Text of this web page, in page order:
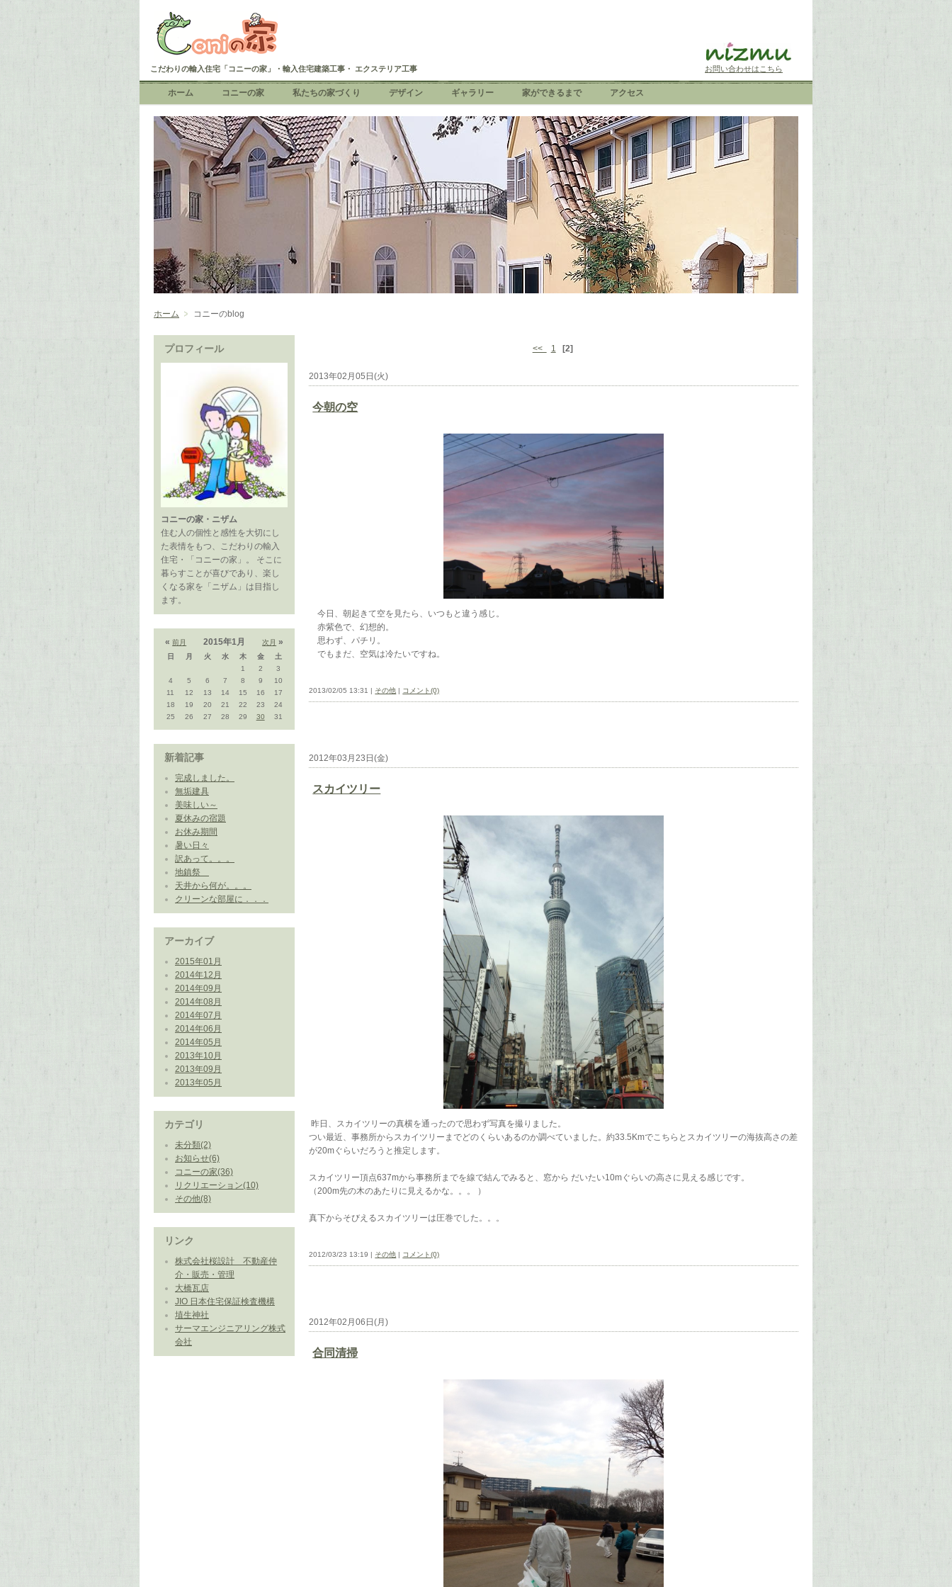
こだわりの輸入住宅「コニーの家」・輸入住宅建築工事・ エクステリア工事 お問い合わせはこちら
ホーム コニーの家 私たちの家づくり デザイン ギャラリー 家ができるまで アクセス
ホーム コニーのblog
プロフィール
コニーの家・ニザム
住む人の個性と感性を大切にし
た表情をもつ、こだわりの輸入
住宅・「コニーの家」。 そこに
暮らすことが喜びであり、楽し
くなる家を「ニザム」は目指し
ます。
«前月 次月 »
2015年1月
日 月 火 水 木 金
土
1
2
3
4
5 6 7 8 9
10
11
12 13 14 15 16
17
18
19 20 21 22 23
24
25
26 27 28 29 30 31
新着記事
完成しました。
無垢建具
美味しい～
夏休みの宿題
お休み期間
暑い日々
訳あって。。。
地鎮祭
天井から何が。。。
クリーンな部屋に．．．
アーカイブ
2015年01月
2014年12月
2014年09月
2014年08月
2014年07月
2014年06月
2014年05月
2013年10月
2013年09月
2013年05月
カテゴリ
未分類(2)
お知らせ(6)
コニーの家(36)
リクリエーション(10)
その他(8)
リンク
株式会社桜設計 不動産仲
介・販売・管理
大橋瓦店
JIO 日本住宅保証検査機構
埴生神社
サーマエンジニアリング株式
会社
<< 1 [2]
2013年02月05日(火)
今朝の空
今日、朝起きて空を見たら、いつもと違う感じ。
赤紫色で、幻想的。
思わず、パチリ。
でもまだ、空気は冷たいですね。
2013/02/05 13:31 | その他 | コメント(0)
2012年03月23日(金)
スカイツリー
昨日、スカイツリーの真横を通ったので思わず写真を撮りました。
つい最近、事務所からスカイツリーまでどのくらいあるのか調べていました。約33.5Kmでこちらとスカイツリーの海抜高さの差
が20mぐらいだろうと推定します。
スカイツリー頂点637mから事務所までを線で結んでみると、窓から だいたい10mぐらいの高さに見える感じです。
（200m先の木のあたりに見えるかな。。。 ）
真下からそびえるスカイツリーは圧巻でした。。。
2012/03/23 13:19 | その他 | コメント(0)
2012年02月06日(月)
合同清掃